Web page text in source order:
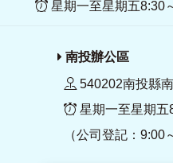
星期一至星期五8:30
南投辦公區
540202南投縣
星期一至星期五
（公司登記：9:00